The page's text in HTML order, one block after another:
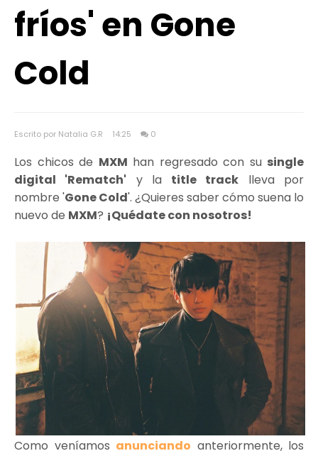
fríos' en Gone
Cold
Escrito por Natalia G.R 14:25 0
Los chicos de MXM han regresado con su single
digital 'Rematch' y la title track lleva por
nombre 'Gone Cold'. ¿Quieres saber cómo suena lo
nuevo de MXM? ¡Quédate con nosotros!
Como veníamos anunciando anteriormente, los